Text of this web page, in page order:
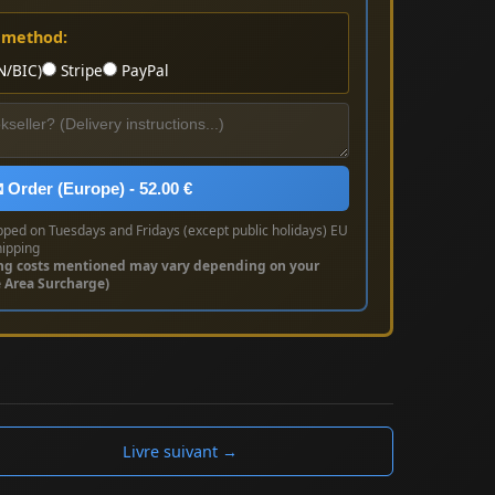
BIC)
Stripe PayPal
Order (Europe) - 52.00 €
on Tuesdays and Fridays (except public holidays) EU
costs mentioned may vary depending on your
Area Surcharge)
Livre suivant →